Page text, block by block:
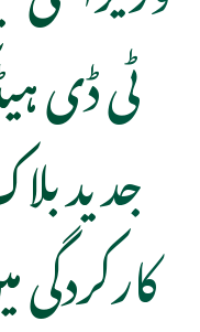
ٹی ڈی
جدید